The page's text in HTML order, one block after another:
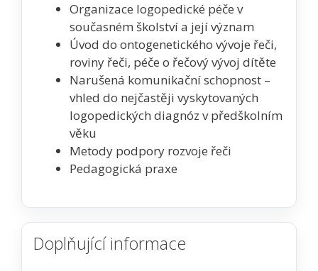
Organizace logopedické péče v
současném školství a její význam
Úvod do ontogenetického vývoje řeči,
roviny řeči, péče o řečový vývoj dítěte
Narušená komunikační schopnost –
vhled do nejčastěji vyskytovaných
logopedických diagnóz v předškolním
věku
Metody podpory rozvoje řeči
Pedagogická praxe
Doplňující informace